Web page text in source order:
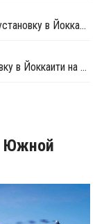
Tosoh Corporation перезапустила крекинг-установку в Йоккаити после плановой профилактики
Tosoh Corporation закрыла крекинг-установку в Йоккаити на плановую профилактику
Южной